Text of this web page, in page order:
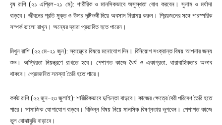
বৃষ রাশি (২১ এপ্রিল-২১ মে): শারীরিক ও মানসিকভাবে অসুস্থতা বোধ করবেন। সুনাম ও মর্যাদা
বাড়বে। জীবনের প্রতি মুক্ত ও উদার দৃষ্টিভঙ্গী দিয়ে অবসাদ নিরাময় করুন। প্রিয়জনের সঙ্গে পারস্পরিক
সম্পর্ক ভালো রাখুন। অন্যের দ্বারা প্রভাবিত হতে পারেন।
মিথুন রাশি (২২ মে-২১ জুন): স্বাস্থ্যের বিষয়ে মনোযোগ দিন। বিনিয়োগ সংক্রান্ত বিষয় আপনার জন্য
শুভ। অস্থিরতা নিয়ন্ত্রণে রাখতে হবে। পেশাগত কাজে ধৈর্য ও একাগ্রতা, ধারাবাহিকতার অভাব
থাকবে। প্রেমজনিত সমস্যা তৈরি হতে পারে।
কর্কট রাশি (২২ জুন-২৩ জুলাই): শারীরিকভাবে দুশ্চিন্তা বাড়বে। কাজের ক্ষেত্রে বৈরী পরিবেশ তৈরি হতে
পারে। সামাজিক যোগাযোগ বাড়বে। বিভিন্ন বিষয় নিয়ে মানসিক বিষণ্নতায় ভুগবেন। পেশাগত কাজে
ভুল বোঝাবুঝি বাড়াবে।